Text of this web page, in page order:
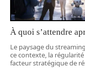
À quoi s’attendre
Le paysage du
ce contexte, la
facteur stratégique de